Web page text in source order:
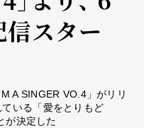
スター
A SINGER VO.4」がリリ
いる「愛をとりもど
が決定した